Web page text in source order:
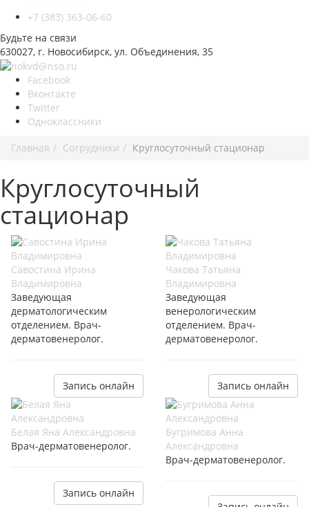
+7 (383) 363-06-60
Будьте на связи
630027, г. Новосибирск, ул. Объединения, 35
Facebook
Вконтакте
Twitter
Одноклассники
Главная
Сотрудники Круглосуточный стационар
Круглосуточный
стационар
Савостина Ирина
Владимировна
Заведующая
дерматологическим
отделением. Врач-
дерматовенеролог.
Запись онлайн
Чакова Татьяна
Владимировна
Заведующая
венерологическим
отделением. Врач-
дерматовенеролог.
Запись онлайн
Белая Яна Александровна
Врач-дерматовенеролог.
Запись онлайн
Бугримова Анна
Александровна
Врач-дерматовенеролог.